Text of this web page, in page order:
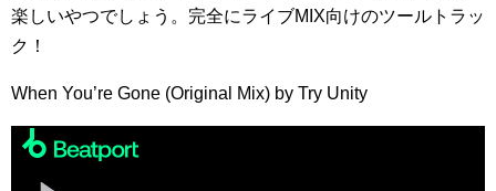
楽しいやつでしょう。完全にライブMIX向けのツールトラッ
ク！
When You’re Gone (Original Mix) by Try Unity